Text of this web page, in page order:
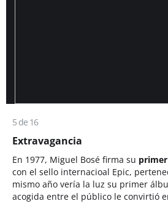
5 de 16
Extravagancia
En 1977, Miguel Bosé firma su
con el sello internacioal Epic,
mismo año vería la luz su primer
acogida entre el público le convirtió